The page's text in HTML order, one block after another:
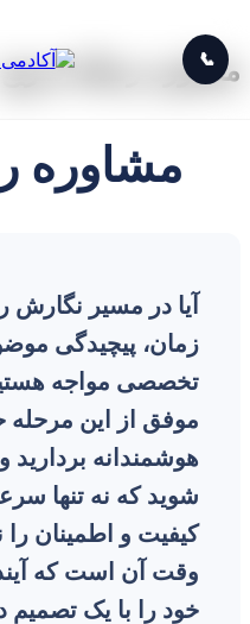
📞
مشاوره رساله سریع
مشاوره
آیا در مسیر نگارش
زمان، پیچیدگی
تخصصی مواجه
موفق از این
هوشمندانه بردارید
شوید که نه تنها
کیفیت و اطمینان را
وقت آن است که
خود را با یک